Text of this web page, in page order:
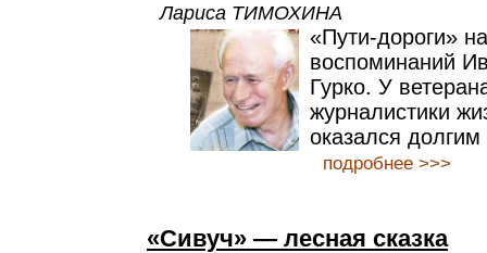
Лариса ТИМОХИНА
«Пути-дороги»
воспоминаний
Гурко. У
журналистики
оказался
подробнее >>>
«Сивуч» — лесная сказка